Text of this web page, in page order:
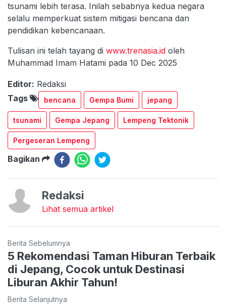
tsunami lebih terasa. Inilah sebabnya kedua negara
selalu memperkuat sistem mitigasi bencana dan
pendidikan kebencanaan.
Tulisan ini telah tayang di www.trenasia.id oleh
Muhammad Imam Hatami pada 10 Dec 2025
Editor: Redaksi
Tags
bencana Gempa Bumi jepang
tsunami Gempa Jepang Lempeng Tektonik
Pergeseran Lempeng
Bagikan
Redaksi
Lihat semua artikel
Berita Sebelumnya
5 Rekomendasi Taman Hiburan Terbaik
di Jepang, Cocok untuk Destinasi
Liburan Akhir Tahun!
Berita Selanjutnya